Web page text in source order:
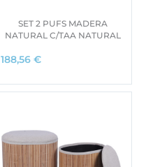
SET 2 PUFS MADERA
NATURAL C/TAA NATURAL
188,56 €